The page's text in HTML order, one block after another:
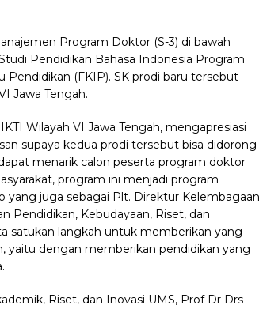
Program Doktor (S-3) di bawah
Pendidikan Bahasa Indonesia Program
Pendidikan (FKIP). SK prodi baru tersebut
Jawa Tengah.
Wilayah VI Jawa Tengah, mengapresiasi
supaya kedua prodi tersebut bisa didorong
menarik calon peserta program doktor
program ini menjadi program
yang juga sebagai Plt. Direktur Kelembagaan
Pendidikan, Kebudayaan, Riset, dan
satukan langkah untuk memberikan yang
yaitu dengan memberikan pendidikan yang
Riset, dan Inovasi UMS, Prof Dr Drs